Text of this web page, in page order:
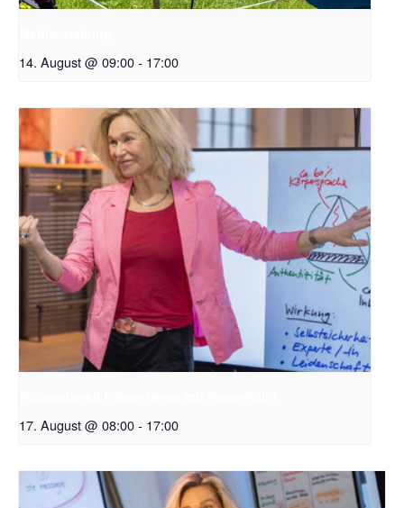
14. August @ 09:00- 17:00
17. August @ 08:00- 17:00